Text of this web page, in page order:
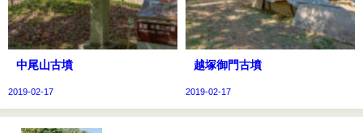
中尾山古墳
2019-02-17
越塚御門古墳
2019-02-17